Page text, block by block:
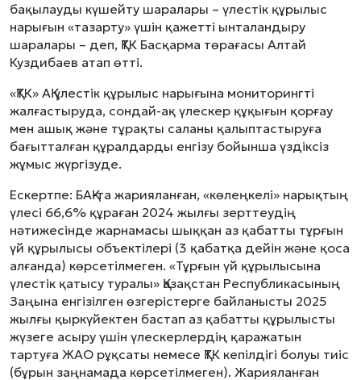
бақылауды күшейту шаралары – үлестік құрылыс
нарығын «тазарту» үшін қажетті ынталандыру
шаралары – деп, ҚТК Басқарма төрағасы Алтай
Куздибаев атап өтті.
«ҚТК» АҚ үлестік құрылыс нарығына мониторингті
жалғастыруда, сондай-ақ үлескер құқығын қорғау
мен ашық және тұрақты саланы қалыптастыруға
бағытталған құралдарды енгізу бойынша үздіксіз
жұмыс жүргізуде.
Ескертпе: БАҚ-та жарияланған, «көлеңкелі» нарықтың
үлесі 66,6% құраған 2024 жылғы зерттеудің
нәтижесінде жарнамасы шыққан аз қабатты тұрғын
үй құрылысы объектілері (3 қабатқа дейін және қоса
алғанда) көрсетілмеген. «Тұрғын үй құрылысына
үлестік қатысу туралы» Қазақстан Республикасының
Заңына енгізілген өзгерістерге байланысты 2025
жылғы қыркүйектен бастап аз қабатты құрылысты
жүзеге асыру үшін үлескерлердің қаражатын
тартуға ЖАО рұқсаты немесе ҚТК кепілдігі болуы тиіс
(бұрын заңнамада көрсетілмеген). Жарияланған